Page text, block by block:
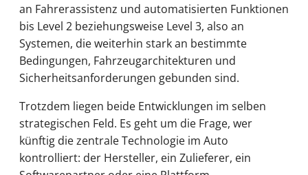
an Fahrerassistenz und automatisierten Funktionen
bis Level 2 beziehungsweise Level 3, also an
Systemen, die weiterhin stark an bestimmte
Bedingungen, Fahrzeugarchitekturen und
Sicherheitsanforderungen gebunden sind.
Trotzdem liegen beide Entwicklungen im selben
strategischen Feld. Es geht um die Frage, wer
künftig die zentrale Technologie im Auto
kontrolliert: der Hersteller, ein Zulieferer, ein